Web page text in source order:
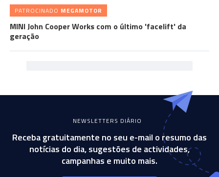
PATROCINADO MEGAMOTOR
MINI John Cooper Works com o último 'facelift' da
geração
NEWSLETTERS DIÁRIO
Receba gratuitamente no seu e-mail o resumo das
notícias do dia, sugestões de actividades,
campanhas e muito mais.